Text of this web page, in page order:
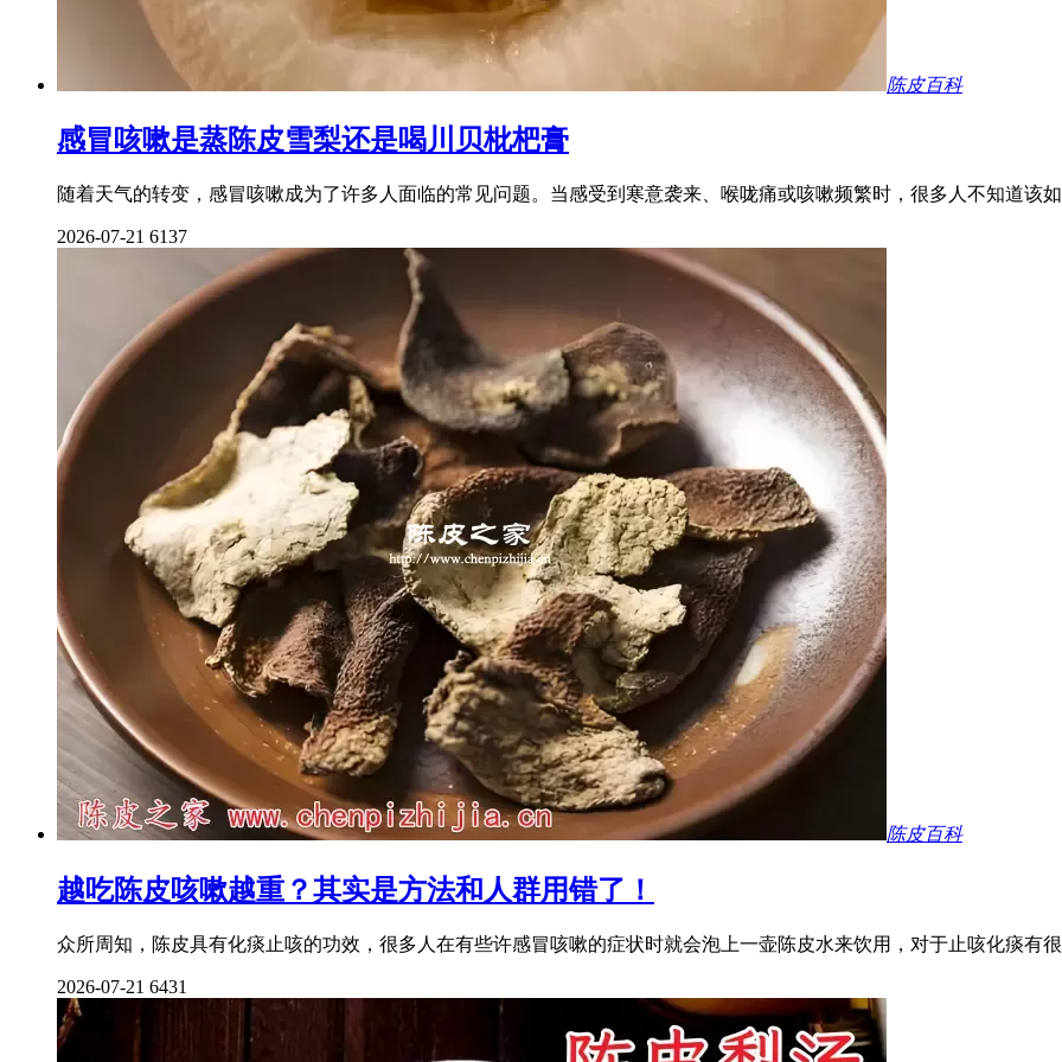
陈皮百科
感冒咳嗽是蒸陈皮雪梨还是喝川贝枇杷膏
随着天气的转变，感冒咳嗽成为了许多人面临的常见问题。当感受到寒意袭来、喉咙痛或咳嗽频繁时，很多人不知道该
2026-07-21 6137
陈皮百科
越吃陈皮咳嗽越重？其实是方法和人群用错了！
众所周知，陈皮具有化痰止咳的功效，很多人在有些许感冒咳嗽的症状时就会泡上一壶陈皮水来饮用，对于止咳化痰有
2026-07-21 6431